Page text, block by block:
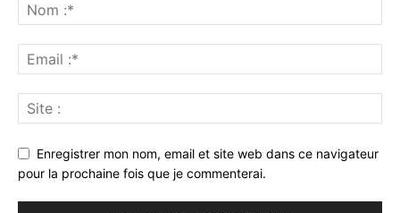
Enregistrer mon nom, email et site web dans ce navigateur
pour la prochaine fois que je commenterai.